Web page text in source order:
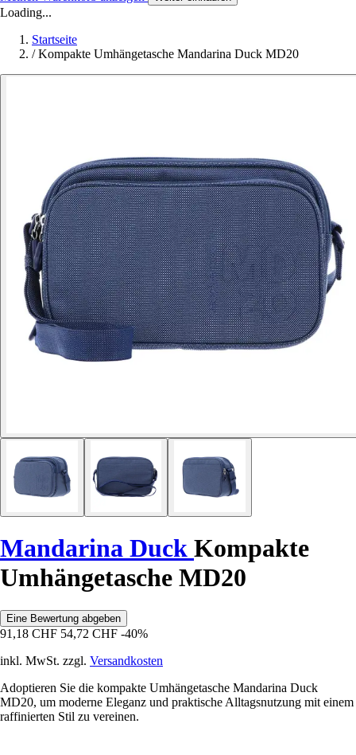
Loading...
Startseite
/ Kompakte Umhängetasche Mandarina Duck MD20
Mandarina Duck Kompakte
Umhängetasche MD20
Eine Bewertung abgeben
91,18 CHF 54,72 CHF -40%
inkl. MwSt. zzgl. Versandkosten
Adoptieren Sie die kompakte Umhängetasche Mandarina Duck
MD20, um moderne Eleganz und praktische Alltagsnutzung mit einem
raffinierten Stil zu vereinen.